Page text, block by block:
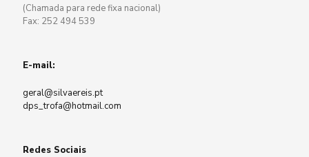
(Chamada para rede fixa nacional)
Fax: 252 494 539
E-mail:
geral@silvaereis.pt
dps_trofa@hotmail.com
Redes Sociais